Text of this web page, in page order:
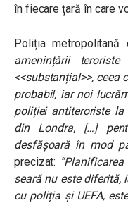
în fiecare țară în care
Poliția
amenințării
<<substanțial>>, ceea
probabil, iar noi
poliției antiteroriste la
din Londra, […]
desfășoară în mod
precizat:
seară nu este diferită,
cu poliția și UEFA,